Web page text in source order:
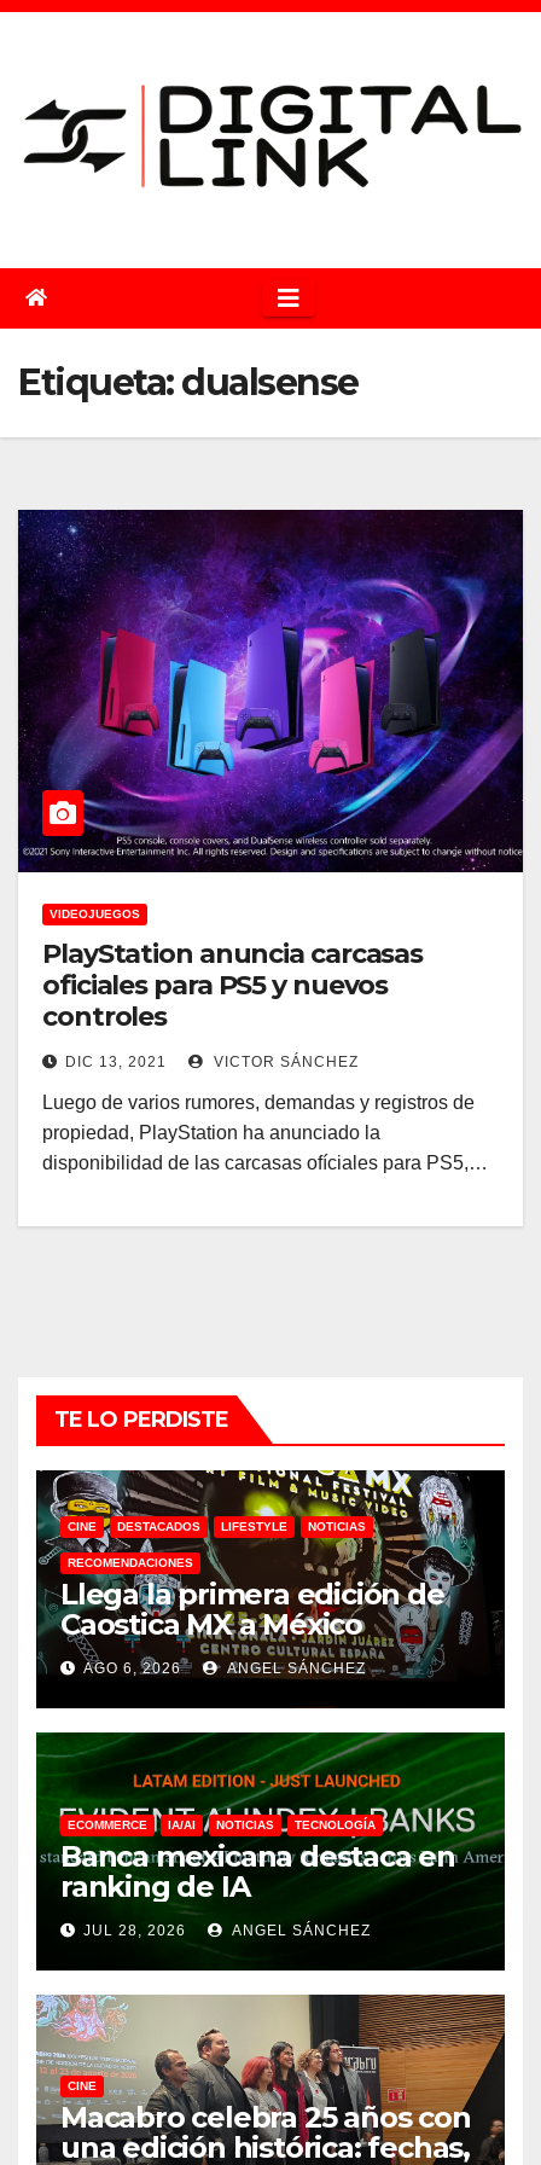
Saltar
Etiqueta:dualsense
VIDEOJUEGOS
PlayStation anuncia carcasas
oficiales para PS5 y nuevos
controles
DIC 13, 2021 VICTOR SÁNCHEZ
Luego de varios rumores, demandas y registros de
propiedad, PlayStation ha anunciado la
disponibilidad de las carcasas ofíciales para PS5,…
TE LO PERDISTE
CINE DESTACADOS LIFESTYLE NOTICIAS
RECOMENDACIONES
Llega la primera edición de
Caostica MX a México
AGO 6, 2026 ANGEL SÁNCHEZ
ECOMMERCE IA/AI NOTICIAS TECNOLOGÍA
Banca mexicana destaca en
ranking de IA
JUL 28, 2026 ANGEL SÁNCHEZ
CINE
Macabro celebra 25 años con
una edición histórica: fechas,